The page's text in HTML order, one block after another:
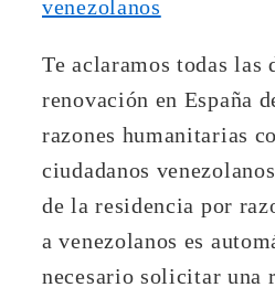
Te aclaramos todas las
renovación en España
razones humanitarias
ciudadanos
de la residencia por
a venezolanos es
necesario solicitar una